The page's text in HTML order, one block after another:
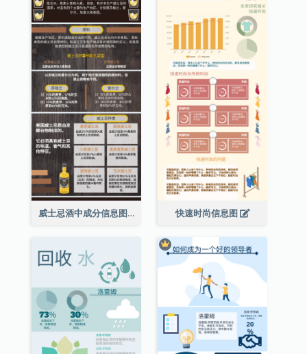
威士忌酒中成分信息图表 快速时尚信息图